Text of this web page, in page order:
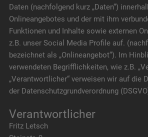
Daten (nachfolgend kurz „Daten“)
Onlineangebotes und der mit ihm
Funktionen und Inhalte sowie externen
z.B. unser Social Media Profile auf.
bezeichnet als „Onlineangebot“). Im
verwendeten Begrifflichkeiten, wie z.B.
„Verantwortlicher“ verweisen wir auf die
der Datenschutzgrundverordnung
Verantwortlicher
Fritz Letsch